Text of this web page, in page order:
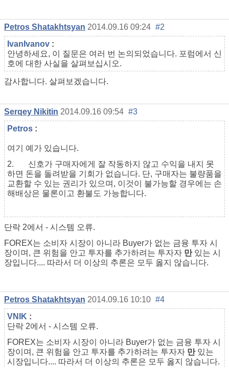
Petros Shatakhtsyan 2014.09.16 09:24 #2
IvanIvanov :
안녕하세요, 이 질문은 여러 번 논의되었습니다. 포럼에서 신
호에 대한 사실을 살펴보십시오.
감사합니다. 살펴보겠습니다.
Serqey Nikitin 2014.09.16 09:54 #3
Petros :
여기 예가 있습니다.
2.
신호가 구매자에게 잘 작동하지 않고 수익을 내지 못
하면 돈을 돌려받을 기회가 없습니다. 단, 구매자는 불량품을
교환할 수 있는 권리가 있으며, 이것이 불가능할 경우에는 손
해배상은 물론이고 환불도 가능합니다.
단락 2에서 - 시스템 오류.
FOREX는 소비자 시장이 아니라 Buyer가 없는 금융 투자 시
장이며, 큰 위험을 안고 투자를 추가하려는 투자자 만있는 시
장입니다.... 따라서 더 이상의 추론은 모두 옳지 않습니다.
Petros Shatakhtsyan 2014.09.16 10:10 #4
VNIK :
단락 2에서 - 시스템 오류.
FOREX는 소비자 시장이 아니라 Buyer가 없는 금융 투자 시
장이며, 큰 위험을 안고 투자를 추가하려는 투자자 만있는
시장입니다.... 따라서 더 이상의 추론은 모두 옳지 않습니다.